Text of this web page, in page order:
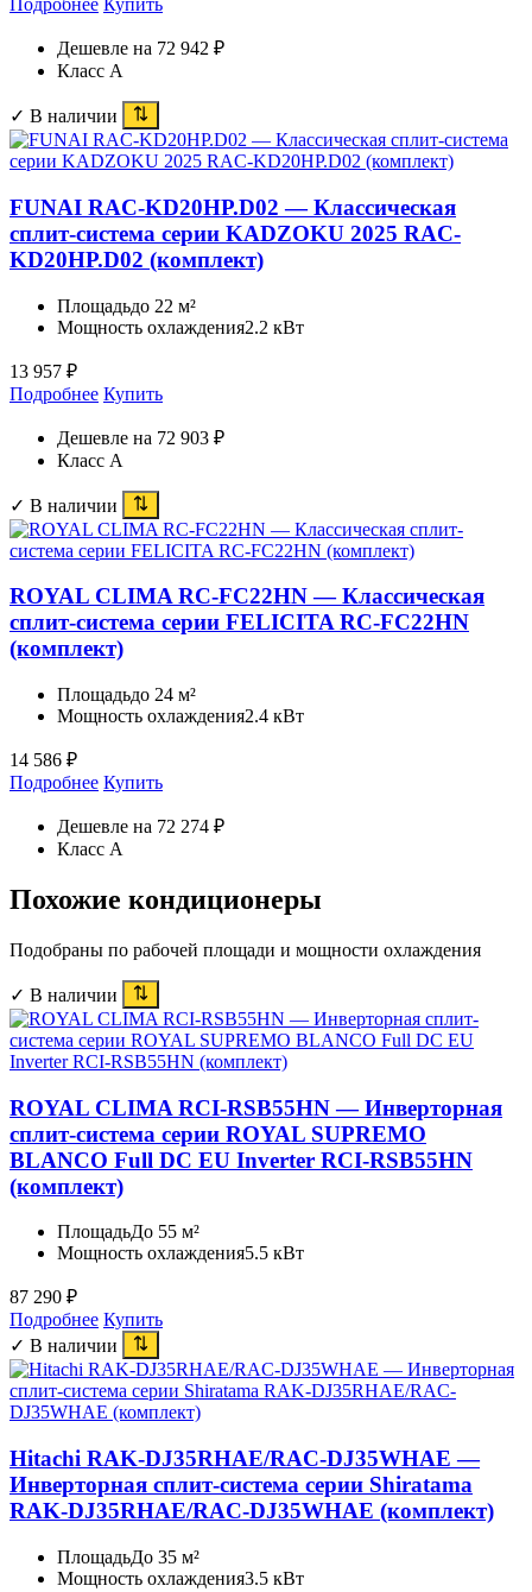
Подробнее Купить
Дешевле на 72 942 ₽
Класс A
✓ В наличии
FUNAI RAC-KD20HP.D02 — Классическая
сплит-система серии KADZOKU 2025 RAC-
KD20HP.D02 (комплект)
Площадьдо 22 м²
Мощность охлаждения2.2 кВт
13 957 ₽
Подробнее Купить
Дешевле на 72 903 ₽
Класс A
✓ В наличии
ROYAL CLIMA RC-FC22HN — Классическая
сплит-система серии FELICITA RC-FC22HN
(комплект)
Площадьдо 24 м²
Мощность охлаждения2.4 кВт
14 586 ₽
Подробнее Купить
Дешевле на 72 274 ₽
Класс A
Похожие кондиционеры
Подобраны по рабочей площади и мощности охлаждения
✓ В наличии
ROYAL CLIMA RCI-RSB55HN — Инверторная
сплит-система серии ROYAL SUPREMO
BLANCO Full DC EU Inverter RCI-RSB55HN
(комплект)
ПлощадьДо 55 м²
Мощность охлаждения5.5 кВт
87 290 ₽
Подробнее Купить
✓ В наличии
Hitachi RAK-DJ35RHAE/RAC-DJ35WHAE —
Инверторная сплит-система серии Shiratama
RAK-DJ35RHAE/RAC-DJ35WHAE (комплект)
ПлощадьДо 35 м²
Мощность охлаждения3.5 кВт